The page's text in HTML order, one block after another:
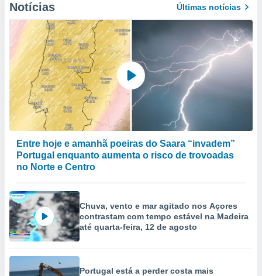
Notícias Últimas notícias
Entre hoje e amanhã poeiras do Saara “invadem”
Portugal enquanto aumenta o risco de trovoadas
no Norte e Centro
Chuva, vento e mar agitado nos Açores
contrastam com tempo estável na Madeira
até quarta-feira, 12 de agosto
Portugal está a perder costa mais